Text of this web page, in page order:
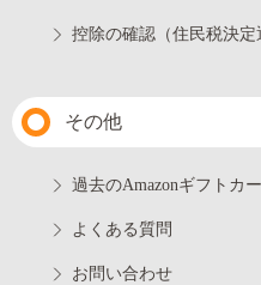
控除の確認（住民税決定
その他
過去のAmazonギフトカ
よくある質問
お問い合わせ